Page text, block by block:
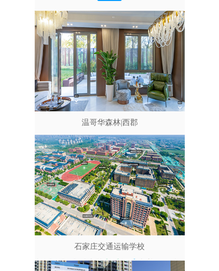
温哥华森林|西郡
石家庄交通运输学校